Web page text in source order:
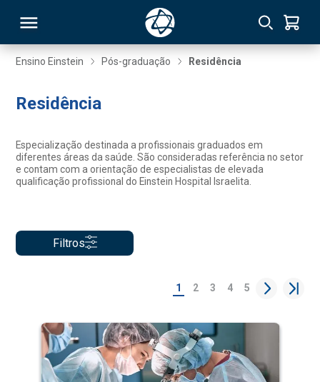
Ensino Einstein Pós-graduação Residência
Residência
Especialização destinada a profissionais graduados em
diferentes áreas da saúde. São consideradas referência no setor
e contam com a orientação de especialistas de elevada
qualificação profissional do Einstein Hospital Israelita.
Filtros
1 2 3 4 5